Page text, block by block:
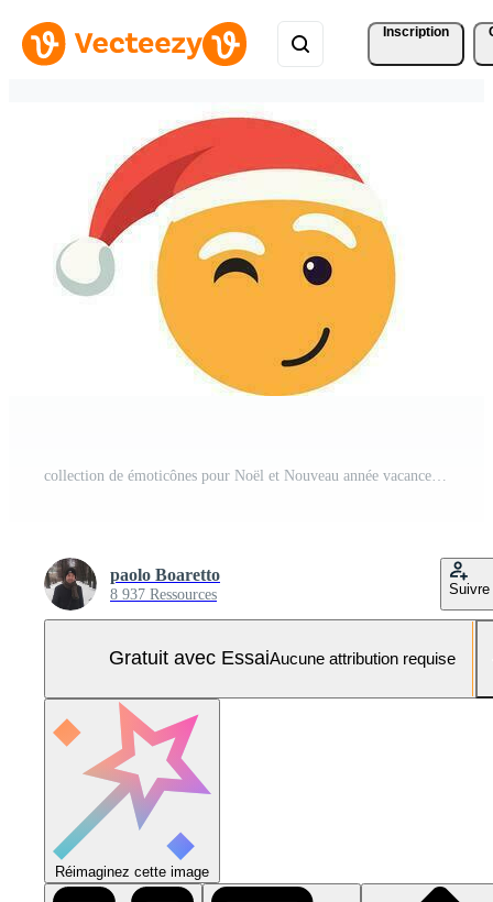
Inscription
paolo Boaretto
8 937 Ressources Suivre
Gratuit avec EssaiAucune attribution requise
Réimaginez cette image